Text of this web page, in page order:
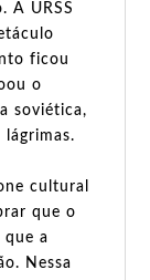
A URSS
ficou
o
soviética,
cultural
que o
a
Nessa